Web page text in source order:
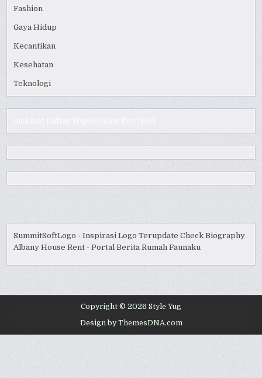
Fashion
Gaya Hidup
Kecantikan
Kesehatan
Teknologi
SummitSoftLogo - Inspirasi Logo Terupdate Check Biography
Albany House Rent - Portal Berita Rumah Faunaku
Copyright © 2026 Style Yug
Design by ThemesDNA.com